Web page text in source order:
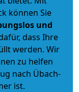
können Sie
und
dass Ihre
werden. Wir
zu helfen
nach Übach-
ist.